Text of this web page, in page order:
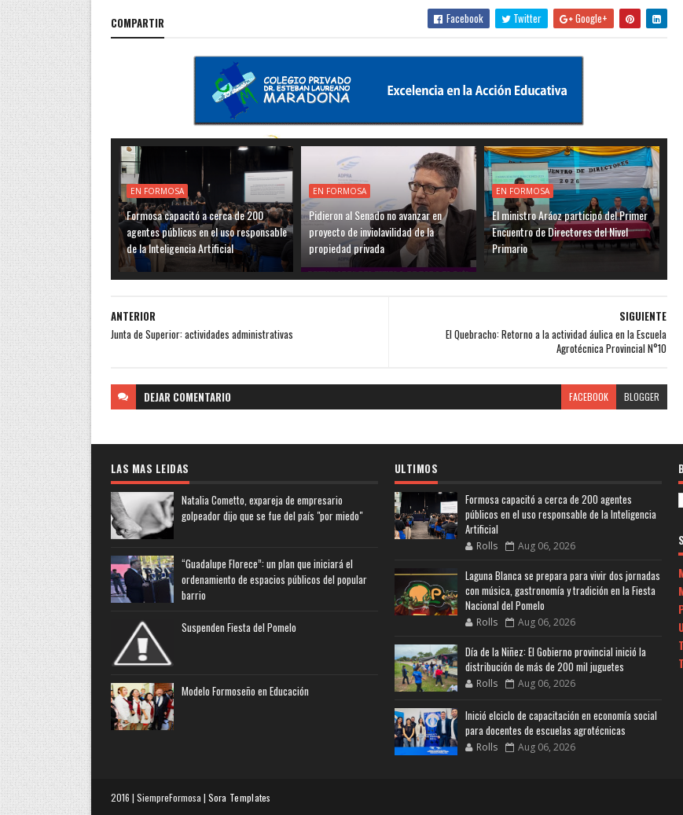
COMPARTIR Facebook Twitter Google+
EN FORMOSA
Formosa capacitó a cerca de 200
agentes públicos en el uso responsable
de la Inteligencia Artificial
EN FORMOSA
Pidieron al Senado no avanzar en
proyecto de inviolavilidad de la
propiedad privada
EN FORMOSA
El ministro Aráoz participó del Primer
Encuentro de Directores del Nivel
Primario
SIGUIENTE
El Quebracho: Retorno a la actividad áulica en la Escuela
Agrotécnica Provincial N°10
ANTERIOR
Junta de Superior: actividades administrativas
DEJAR COMENTARIO FACEBOOK BLOGGER
LAS MAS LEIDAS
Natalia Cometto, expareja de empresario
golpeador dijo que se fue del país "por miedo"
“Guadalupe Florece”: un plan que iniciará el
ordenamiento de espacios públicos del popular
barrio
Suspenden Fiesta del Pomelo
Modelo Formoseño en Educación
ULTIMOS
Formosa capacitó a cerca de 200 agentes
públicos en el uso responsable de la Inteligencia
Artificial
Rolls Aug 06, 2026
Laguna Blanca se prepara para vivir dos jornadas
con música, gastronomía y tradición en la Fiesta
Nacional del Pomelo
Rolls Aug 06, 2026
Día de la Niñez: El Gobierno provincial inició la
distribución de más de 200 mil juguetes
Rolls Aug 06, 2026
Inició elciclo de capacitación en economía social
para docentes de escuelas agrotécnicas
Rolls Aug 06, 2026
2016 | SiempreFormosa | Sora Templates